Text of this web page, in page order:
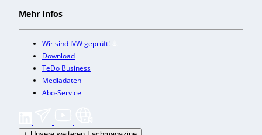
Mehr Infos
Wir sind IVW geprüft!
Download
TeDo Business
Mediadaten
Abo-Service